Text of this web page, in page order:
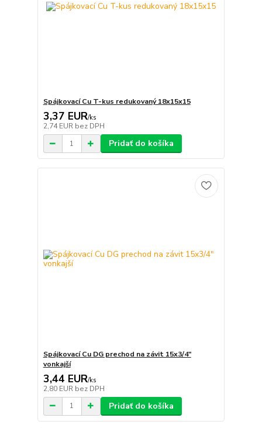
Spájkovací Cu T-kus redukovaný 18x15x15
3,37 EUR/ks
2,74 EUR bez DPH
Pridať do košíka
Spájkovací Cu DG prechod na závit 15x3/4"
vonkajší
3,44 EUR/ks
2,80 EUR bez DPH
Pridať do košíka